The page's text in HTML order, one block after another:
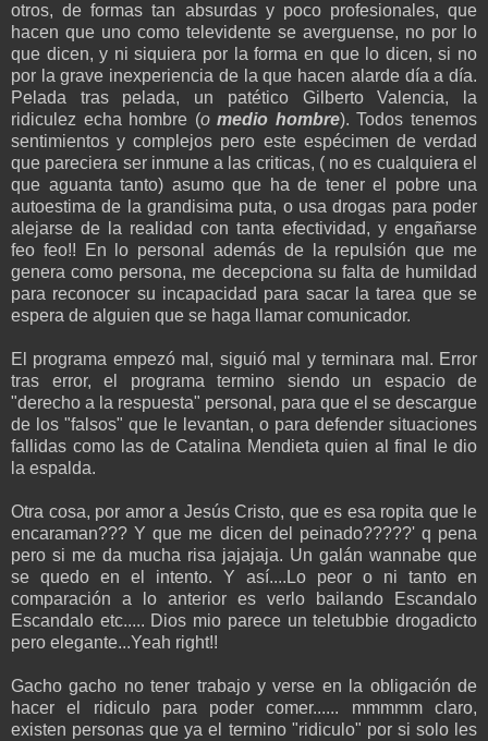
otros, de formas tan absurdas y poco profesionales, que
hacen que uno como televidente se averguense, no por lo
que dicen, y ni siquiera por la forma en que lo dicen, si no
por la grave inexperiencia de la que hacen alarde día a día.
Pelada tras pelada, un patético Gilberto Valencia, la
ridiculez echa hombre (omedio hombre). Todos tenemos
sentimientos y complejos pero este espécimen de verdad
que pareciera ser inmune a las criticas, ( no es cualquiera el
que aguanta tanto) asumo que ha de tener el pobre una
autoestima de la grandisima puta, o usa drogas para poder
alejarse de la realidad con tanta efectividad, y engañarse
feo feo!! En lo personal además de la repulsión que me
genera como persona, me decepciona su falta de humildad
para reconocer su incapacidad para sacar la tarea que se
espera de alguien que se haga llamar comunicador.
El programa empezó mal, siguió mal y terminara mal. Error
tras error, el programa termino siendo un espacio de
"derecho a la respuesta" personal, para que el se descargue
de los "falsos" que le levantan, o para defender situaciones
fallidas como las de Catalina Mendieta quien al final le dio
la espalda.
Otra cosa, por amor a Jesús Cristo, que es esa ropita que le
encaraman??? Y que me dicen del peinado?????' q pena
pero si me da mucha risa jajajaja. Un galán wannabe que
se quedo en el intento. Y así....Lo peor o ni tanto en
comparación a lo anterior es verlo bailando Escandalo
Escandalo etc..... Dios mio parece un teletubbie drogadicto
pero elegante...Yeah right!!
Gacho gacho no tener trabajo y verse en la obligación de
hacer el ridiculo para poder comer...... mmmmm claro,
existen personas que ya el termino "ridiculo" por si solo les